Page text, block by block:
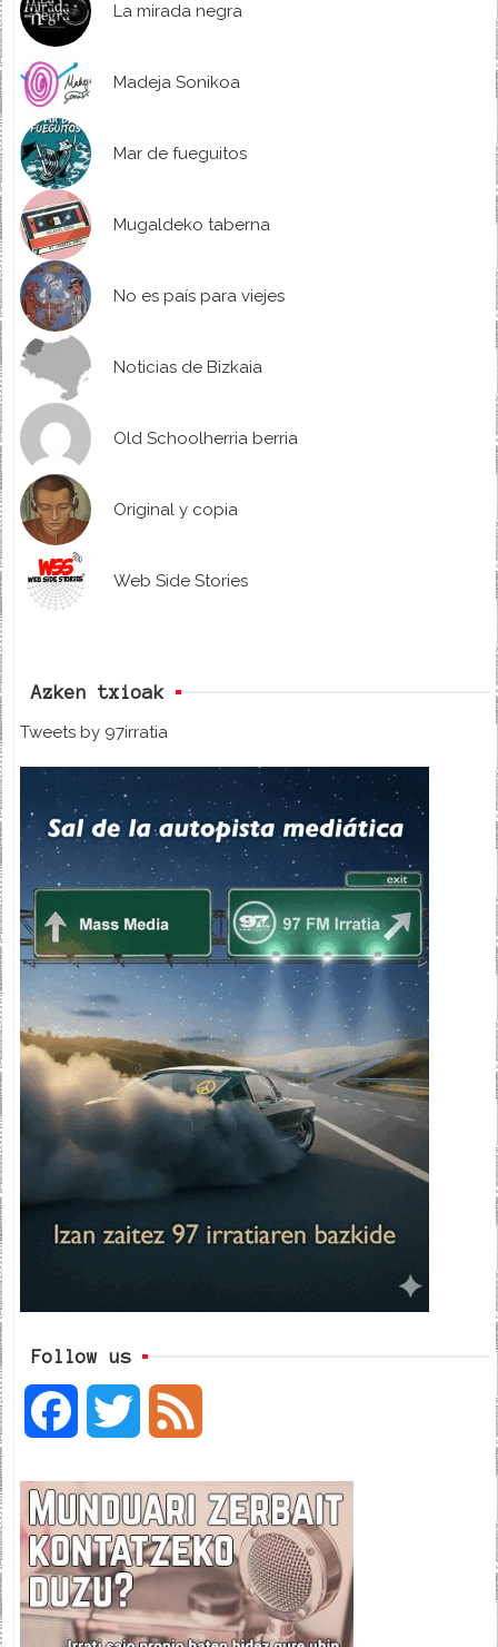
La mirada negra
Madeja Sonikoa
Mar de fueguitos
Mugaldeko taberna
No es país para viejes
Noticias de Bizkaia
Old Schoolherria berria
Original y copia
Web Side Stories
Azken txioak
Tweets by 97irratia
Follow us
c
e
b
i
t
t
e
d